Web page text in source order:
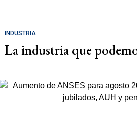
INDUSTRIA
La industria que